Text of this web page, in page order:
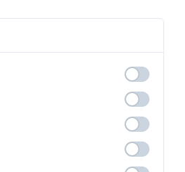
Apartamento
Comercial